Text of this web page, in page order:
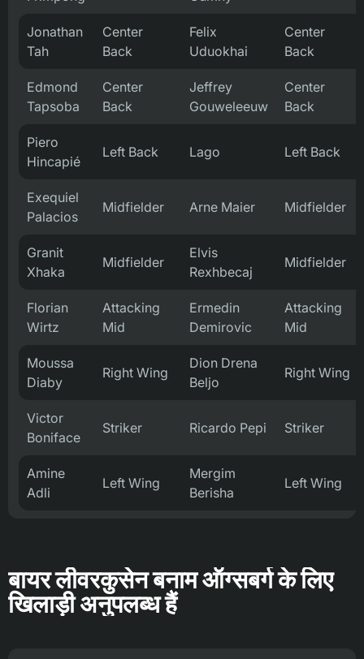
Jonathan
Tah
Center
Back
Felix
Uduokhai
Center
Back
Edmond
Tapsoba
Center
Back
Jeffrey
Gouweleeuw
Center
Back
Piero
Hincapié
Left Back Lago Left Back
Exequiel
Palacios
Midfielder Arne Maier Midfielder
Granit
Xhaka
Midfielder
Elvis
Rexhbecaj
Midfielder
Florian
Wirtz
Attacking
Mid
Ermedin
Demirovic
Attacking
Mid
Moussa
Diaby
Right Wing
Dion Drena
Beljo
Right Wing
Victor
Boniface
Striker Ricardo Pepi Striker
Amine
Adli
Left Wing
Mergim
Berisha
Left Wing
बायर लीवरकुसेन बनाम ऑग्सबर्ग के लिए
खिलाड़ी अनुपलब्ध हैं